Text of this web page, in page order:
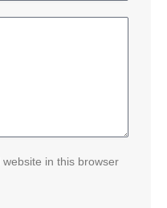
in this browser